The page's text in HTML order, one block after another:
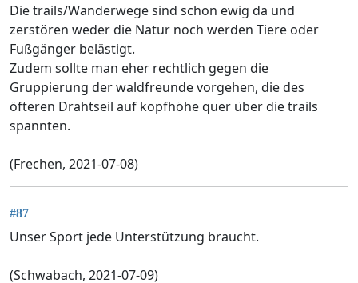
Die trails/Wanderwege sind schon ewig da und
zerstören weder die Natur noch werden Tiere oder
Fußgänger belästigt.
Zudem sollte man eher rechtlich gegen die
Gruppierung der waldfreunde vorgehen, die des
öfteren Drahtseil auf kopfhöhe quer über die trails
spannten.
(Frechen, 2021-07-08)
#87
Unser Sport jede Unterstützung braucht.
(Schwabach, 2021-07-09)